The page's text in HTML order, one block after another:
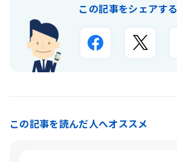
この記事をシェアする
この記事を読んだ人へオススメ